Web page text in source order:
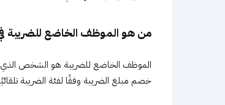
من هو الموظف الخاضع للضريبة في
خصم مبلغ الضريبة وفقًا لفئة الضريبة